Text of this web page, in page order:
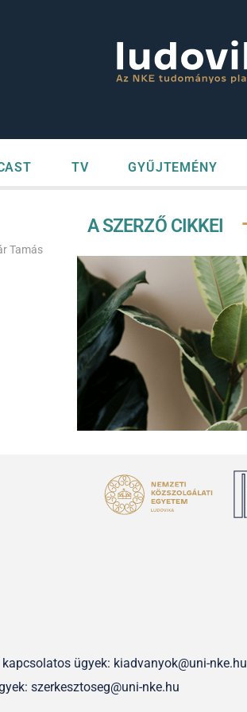
TV GYŰJTEMÉNY
A SZERZŐ CIKKEI
Tamás
ügyek: kiadvanyok@uni-nke.hu
szerkesztoseg@uni-nke.hu